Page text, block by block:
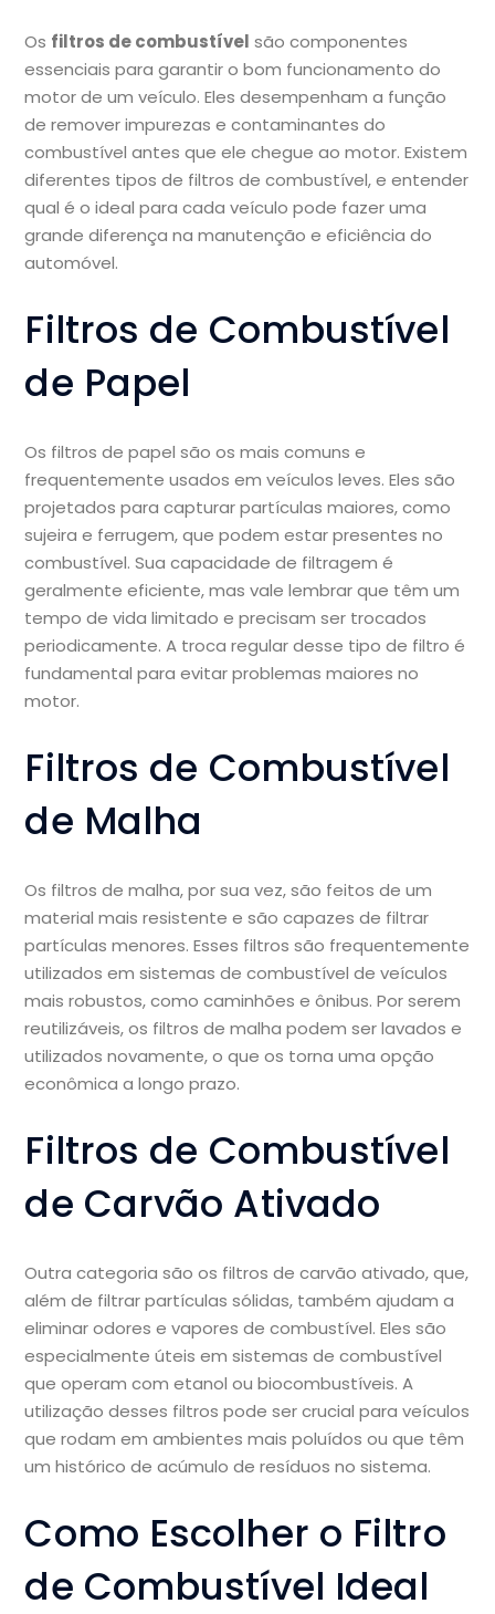
Os filtros de combustível são componentes
essenciais para garantir o bom funcionamento do
motor de um veículo. Eles desempenham a função
de remover impurezas e contaminantes do
combustível antes que ele chegue ao motor. Existem
diferentes tipos de filtros de combustível, e entender
qual é o ideal para cada veículo pode fazer uma
grande diferença na manutenção e eficiência do
automóvel.
Filtros de Combustível
de Papel
Os filtros de papel são os mais comuns e
frequentemente usados em veículos leves. Eles são
projetados para capturar partículas maiores, como
sujeira e ferrugem, que podem estar presentes no
combustível. Sua capacidade de filtragem é
geralmente eficiente, mas vale lembrar que têm um
tempo de vida limitado e precisam ser trocados
periodicamente. A troca regular desse tipo de filtro é
fundamental para evitar problemas maiores no
motor.
Filtros de Combustível
de Malha
Os filtros de malha, por sua vez, são feitos de um
material mais resistente e são capazes de filtrar
partículas menores. Esses filtros são frequentemente
utilizados em sistemas de combustível de veículos
mais robustos, como caminhões e ônibus. Por serem
reutilizáveis, os filtros de malha podem ser lavados e
utilizados novamente, o que os torna uma opção
econômica a longo prazo.
Filtros de Combustível
de Carvão Ativado
Outra categoria são os filtros de carvão ativado, que,
além de filtrar partículas sólidas, também ajudam a
eliminar odores e vapores de combustível. Eles são
especialmente úteis em sistemas de combustível
que operam com etanol ou biocombustíveis. A
utilização desses filtros pode ser crucial para veículos
que rodam em ambientes mais poluídos ou que têm
um histórico de acúmulo de resíduos no sistema.
Como Escolher o Filtro
de Combustível Ideal